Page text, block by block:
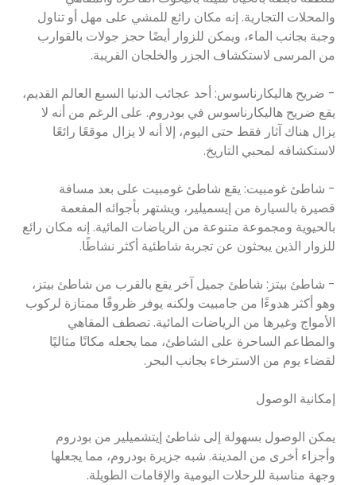
والمحلات التجارية. إنه مكان رائع للمشي على مهل أو تناول
وجبة بجانب الماء، ويمكن للزوار أيضًا حجز جولات بالقوارب
من المرسى لاستكشاف الجزر والخلجان القريبة.
- ضريح هاليكارناسوس: أحد عجائب الدنيا السبع العالم القديم،
يقع ضريح هاليكارناسوس في بودروم. على الرغم من أنه لا
يزال هناك آثار فقط حتى اليوم، إلا أنه لا يزال موقعًا رائعًا
لاستكشافه لمحبي التاريخ.
- شاطئ غومبيت: يقع شاطئ غومبيت على بعد مسافة
قصيرة بالسيارة من إيسميلير، ويشتهر بأجوائه المفعمة
بالحيوية ومجموعة متنوعة من الرياضات المائية. إنه مكان رائع
للزوار الذين يبحثون عن تجربة شاطئية أكثر نشاطًا.
- شاطئ بيتز: شاطئ جميل آخر يقع بالقرب من شاطئ بيتز،
وهو أكثر هدوءًا من جامبيت ولكنه يوفر ظروفًا ممتازة لركوب
الأمواج وغيرها من الرياضات المائية. تصطف المقاهي
والمطاعم الساحرة على الشاطئ، مما يجعله مكانًا مثاليًا
لقضاء يوم من الاسترخاء بجانب البحر.
إمكانية الوصول
يمكن الوصول بسهولة إلى شاطئ إيتشميلير من بودروم
وأجزاء أخرى من المدينة. شبه جزيرة بودروم، مما يجعلها
وجهة مناسبة للرحلات اليومية والإقامات الطويلة.